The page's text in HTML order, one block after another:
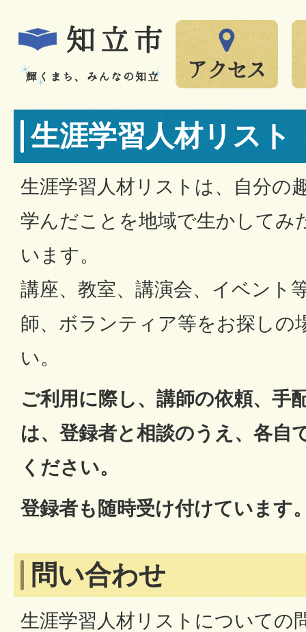
生涯学習人材リスト
生涯学習人材リストは、自分の
学んだことを地域で生かしてみ
います。
講座、教室、講演会、イベント
師、ボランティア等をお探しの
い。
ご利用に際し、講師の依頼、手
は、登録者と相談のうえ、各自
ください。
登録者も随時受け付けています
問い合わせ
生涯学習人材リストについての